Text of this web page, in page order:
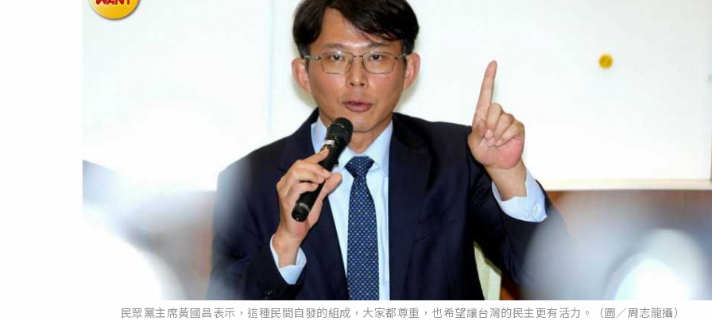
民眾黨主席黃國昌表示，這種民間自發的組成，大家都尊重，也希望讓台灣的民主更有活力。（圖／周志龍攝）